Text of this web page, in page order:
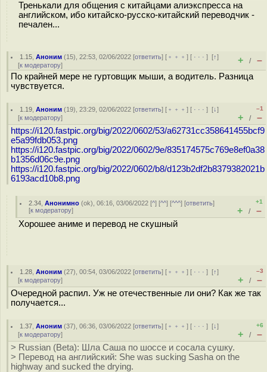
Тренькали для общения с китайцами алиэкспресса на
английском, ибо китайско-русско-китайский переводчик -
печален...
1.15 ,Аноним (15), 22:53, 02/06/2022 [ответить] [ ﹢﹢﹢] [ · · ·][↑]
[к модератору] + / –
По крайней мере не гуртовщик мыши, а водитель. Разница
чувствуется.
1.19 ,Аноним (19), 23:29, 02/06/2022 [ответить] [ ﹢﹢﹢] [ · · ·][↓]
[к модератору]
–1
+ / –
https://i120.fastpic.org/big/2022/0602/53/a62731cc358641455bcf9
e5a99fdb053.png
https://i120.fastpic.org/big/2022/0602/9e/835174575c769e8ef0a38
b1356d06c9e.png
https://i120.fastpic.org/big/2022/0602/b8/d123b2df2b8379382021b
6193acd10b8.png
2.34 ,Анонимно (ok), 06:16, 03/06/2022 [^] [^^] [^^^] [ответить]
[к модератору]
+1
+ / –
Хорошее аниме и перевод не скушный
1.28 ,Аноним (27), 00:54, 03/06/2022 [ответить] [ ﹢﹢﹢] [ · · ·][↑]
[к модератору]
–3
+ / –
Очередной распил. Уж не отечественные ли они? Как же так
получается...
1.37 ,Аноним (37), 06:36, 03/06/2022 [ответить] [ ﹢﹢﹢] [ · · ·][↓]
[к модератору]
+6
+ / –
> Russian (Beta): Шла Саша по шоссе и сосала сушку.
> Перевод на английский: She was sucking Sasha on the
highway and sucked the drying.